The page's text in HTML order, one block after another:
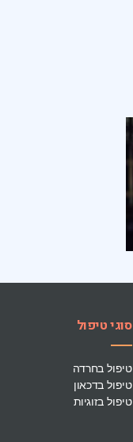
סוגי טיפול
טיפול בחרדה
טיפול בדכאון
טיפול בזוגיות